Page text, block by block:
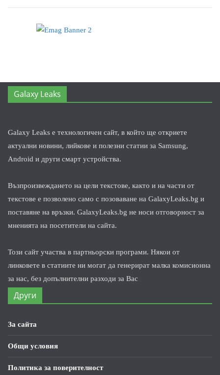
Galaxy Leaks
Galaxy Leaks е технологичен сайт, в който ще откриете
актуални новини, лийкове и полезни статии за Samsung,
Android и други смарт устройства.
Възпроизвеждането на цели текстове, както и на части от
текстове е позволено само с позоваване на GalaxyLeaks.bg и
поставяне на връзки. GalaxyLeaks.bg не носи отговорност за
мненията на посетители на сайта.
Този сайт участва в партньорски програми. Някои от
линковете в статиите ни могат да генерират малка комисионна
за нас, без допълнителни разходи за Вас
Други
За сайта
Общи условия
Политика за поверителност